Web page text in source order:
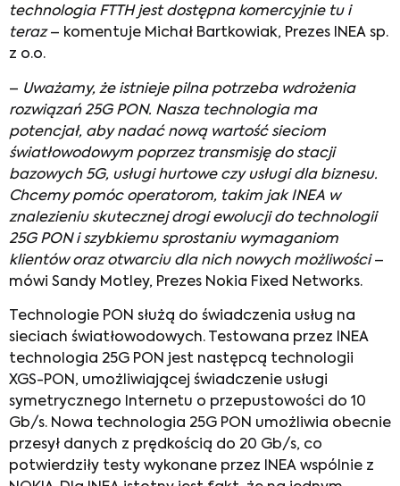
technologia FTTH jest dostępna komercyjnie tu i
teraz– komentuje Michał Bartkowiak, Prezes INEA sp.
z o.o.
– Uważamy, że istnieje pilna potrzeba wdrożenia
rozwiązań 25G PON. Nasza technologia ma
potencjał, aby nadać nową wartość sieciom
światłowodowym poprzez transmisję do stacji
bazowych 5G, usługi hurtowe czy usługi dla biznesu.
Chcemy pomóc operatorom, takim jak INEA w
znalezieniu skutecznej drogi ewolucji do technologii
25G PON i szybkiemu sprostaniu wymaganiom
klientów oraz otwarciu dla nich nowych możliwości–
mówi Sandy Motley, Prezes Nokia Fixed Networks.
Technologie PON służą do świadczenia usług na
sieciach światłowodowych. Testowana przez INEA
technologia 25G PON jest następcą technologii
XGS-PON, umożliwiającej świadczenie usługi
symetrycznego Internetu o przepustowości do 10
Gb/s. Nowa technologia 25G PON umożliwia obecnie
przesył danych z prędkością do 20 Gb/s, co
potwierdziły testy wykonane przez INEA wspólnie z